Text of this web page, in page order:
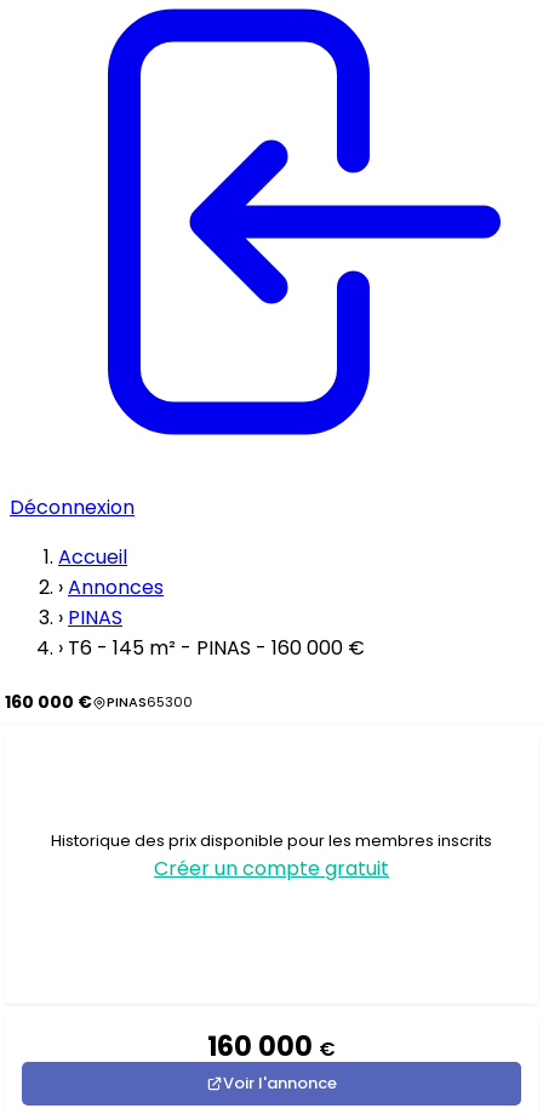
Déconnexion
Accueil
›Annonces
› PINAS
› T6 - 145 m² - PINAS - 160 000 €
160 000 € PINAS65300
Historique des prix disponible pour les membres inscrits
Créer un compte gratuit
160 000 €
Voir l'annonce